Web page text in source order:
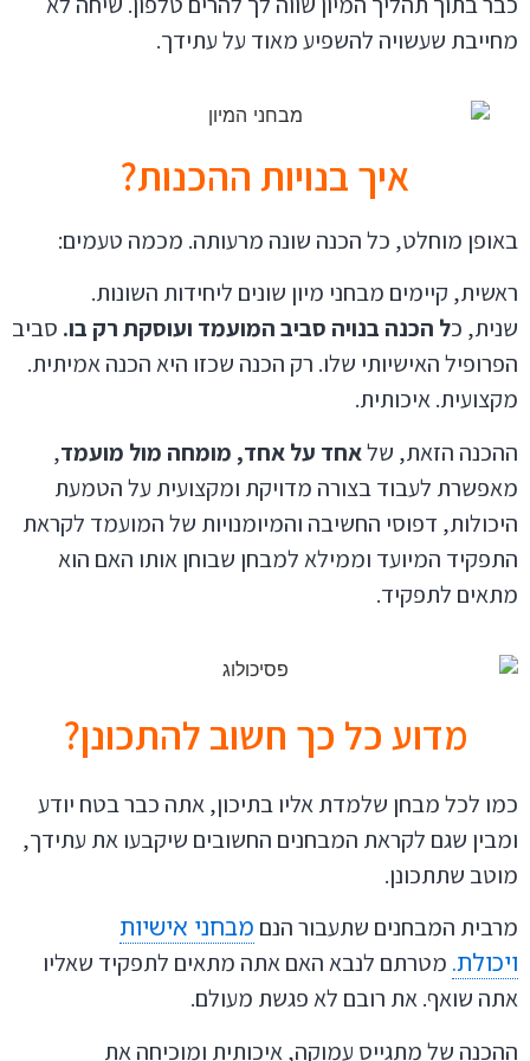
מחייבת שעשויה להשפיע מאוד על עתידך.
איך בנויות ההכנות?
באופן מוחלט, כל הכנה שונה מרעותה. מכמה טעמים:
ראשית, קיימים מבחני מיון שונים ליחידות השונות.
שנית, כל הכנה בנויה סביב המועמד ועוסקת רק בו. סביב
הפרופיל האישיותי שלו. רק הכנה שכזו היא הכנה אמיתית.
מקצועית. איכותית.
ההכנה הזאת, שלאחד על אחד, מומחה מול מועמד,
מאפשרת לעבוד בצורה מדויקת ומקצועית על הטמעת
היכולות, דפוסי החשיבה והמיומנויות של המועמד לקראת
התפקיד המיועד וממילא למבחן שבוחן אותו האם הוא
מתאים לתפקיד.
מדוע כל כך חשוב להתכונן?
כמו לכל מבחן שלמדת אליו בתיכון, אתה כבר בטח יודע
ומבין שגם לקראת המבחנים החשובים שיקבעו את עתידך,
מוטב שתתכונן.
מרבית המבחנים שתעבור הנם מבחני אישיות
ויכולת. מטרתם לנבא האם אתה מתאים לתפקיד שאליו
אתה שואף. את רובם לא פגשת מעולם.
ההכנה של מתגייס עמוקה, איכותית ומוכיחה את